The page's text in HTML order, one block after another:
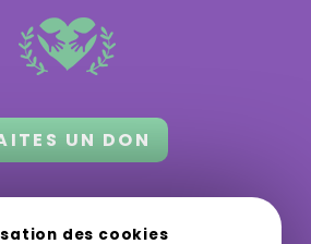
UN DON
de votre appui
des cookies